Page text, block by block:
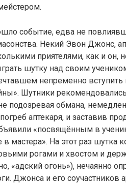
событие, едва не
Некий Эвон Джонс,
приятелями, как и
шутку над своим
непременно вступить
Шутники
подозревая обмана,
аптекаря, и заставив
«посвящённым в
мастера». На этот раз шутка
рогами и хвостом и
огонь»), нечаянно
Джонса и его соучастников